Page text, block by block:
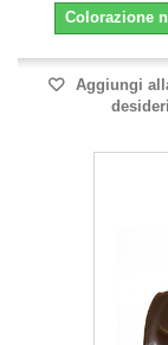
Colorazione
Aggiungi
desideri